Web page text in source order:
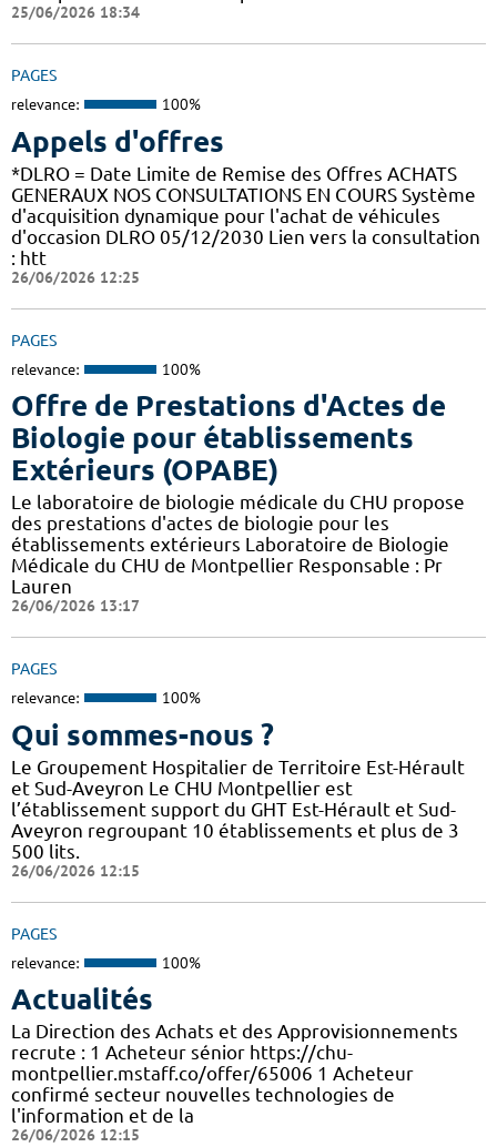
25/06/2026 18:34
PAGES
relevance: 100%
Appels d'offres
*DLRO = Date Limite de Remise des Offres ACHATS
GENERAUX NOS CONSULTATIONS EN COURS Système
d'acquisition dynamique pour l'achat de véhicules
d'occasion DLRO 05/12/2030 Lien vers la consultation
: htt
26/06/2026 12:25
PAGES
relevance: 100%
Offre de Prestations d'Actes de
Biologie pour établissements
Extérieurs (OPABE)
Le laboratoire de biologie médicale du CHU propose
des prestations d'actes de biologie pour les
établissements extérieurs Laboratoire de Biologie
Médicale du CHU de Montpellier Responsable : Pr
Lauren
26/06/2026 13:17
PAGES
relevance: 100%
Qui sommes-nous ?
Le Groupement Hospitalier de Territoire Est-Hérault
et Sud-Aveyron Le CHU Montpellier est
l’établissement support du GHT Est-Hérault et Sud-
Aveyron regroupant 10 établissements et plus de 3
500 lits.
26/06/2026 12:15
PAGES
relevance: 100%
Actualités
La Direction des Achats et des Approvisionnements
recrute : 1 Acheteur sénior https://chu-
montpellier.mstaff.co/offer/65006 1 Acheteur
confirmé secteur nouvelles technologies de
l'information et de la
26/06/2026 12:15